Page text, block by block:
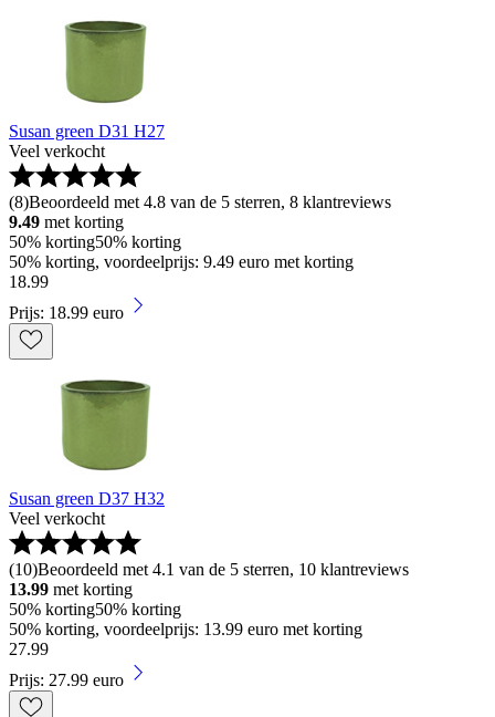
Susan green D31 H27
Veel verkocht
(8)Beoordeeld met 4.8 van de 5 sterren, 8 klantreviews
9.49 met korting
50% korting50% korting
50% korting, voordeelprijs: 9.49 euro met korting
18.99
Prijs: 18.99 euro
Susan green D37 H32
Veel verkocht
(10)Beoordeeld met 4.1 van de 5 sterren, 10 klantreviews
13.99 met korting
50% korting50% korting
50% korting, voordeelprijs: 13.99 euro met korting
27.99
Prijs: 27.99 euro